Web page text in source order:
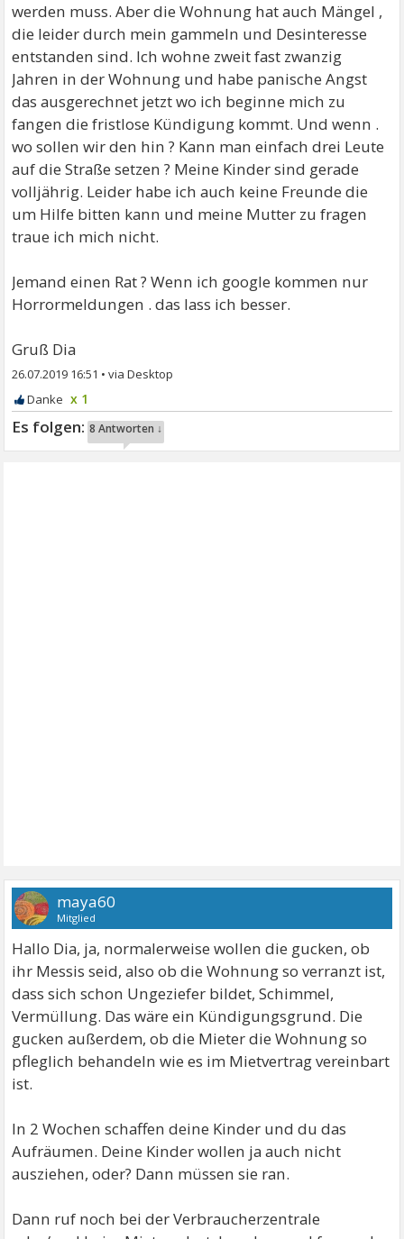
werden muss. Aber die Wohnung hat auch Mängel ,
die leider durch mein gammeln und Desinteresse
entstanden sind. Ich wohne zweit fast zwanzig
Jahren in der Wohnung und habe panische Angst
das ausgerechnet jetzt wo ich beginne mich zu
fangen die fristlose Kündigung kommt. Und wenn .
wo sollen wir den hin ? Kann man einfach drei Leute
auf die Straße setzen ? Meine Kinder sind gerade
volljährig. Leider habe ich auch keine Freunde die
um Hilfe bitten kann und meine Mutter zu fragen
traue ich mich nicht.
Jemand einen Rat ? Wenn ich google kommen nur
Horrormeldungen . das lass ich besser.
Gruß Dia
26.07.2019 16:51 •
x 1
8 Antworten ↓
maya60
Mitglied
Hallo Dia, ja, normalerweise wollen die gucken, ob
ihr Messis seid, also ob die Wohnung so verranzt ist,
dass sich schon Ungeziefer bildet, Schimmel,
Vermüllung. Das wäre ein Kündigungsgrund. Die
gucken außerdem, ob die Mieter die Wohnung so
pfleglich behandeln wie es im Mietvertrag vereinbart
ist.
In 2 Wochen schaffen deine Kinder und du das
Aufräumen. Deine Kinder wollen ja auch nicht
ausziehen, oder? Dann müssen sie ran.
Dann ruf noch bei der Verbraucherzentrale